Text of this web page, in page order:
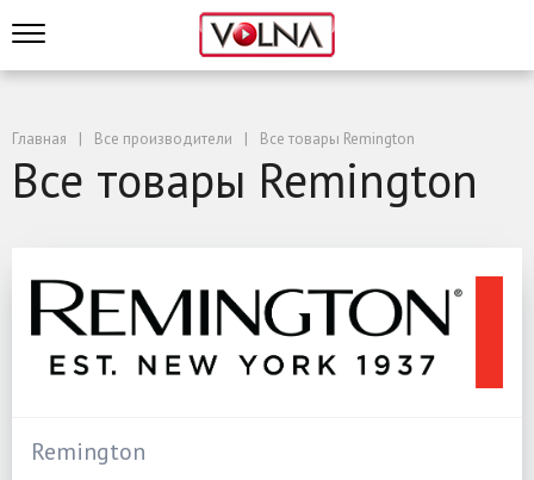
Главная Все производители Все товары Remington
Все товары Remington
Remington